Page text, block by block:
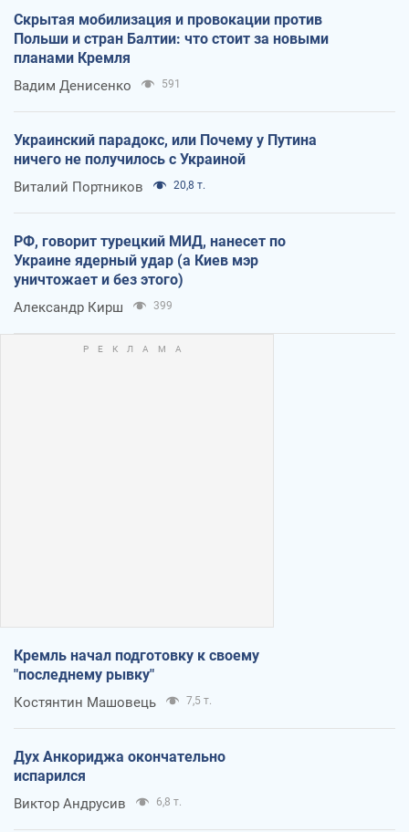
Скрытая мобилизация и провокации против
Польши и стран Балтии: что стоит за новыми
планами Кремля
Вадим Денисенко 591
Украинский парадокс, или Почему у Путина
ничего не получилось с Украиной
Виталий Портников 20,8 т.
РФ, говорит турецкий МИД, нанесет по
Украине ядерный удар (а Киев мэр
уничтожает и без этого)
Александр Кирш 399
Кремль начал подготовку к своему
"последнему рывку"
Костянтин Машовець 7,5 т.
Дух Анкориджа окончательно
испарился
Виктор Андрусив 6,8 т.